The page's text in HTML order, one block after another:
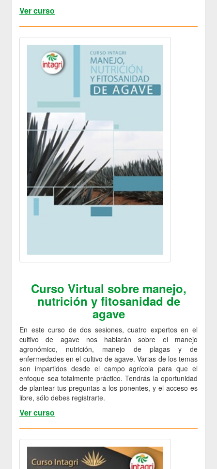
Ver curso
Curso Virtual sobre manejo,
nutrición y fitosanidad de
agave
En este curso de dos sesiones, cuatro expertos en el
cultivo de agave nos hablarán sobre el manejo
agronómico, nutrición, manejo de plagas y de
enfermedades en el cultivo de agave. Varias de los temas
son impartidos desde el campo agrícola para que el
enfoque sea totalmente práctico. Tendrás la oportunidad
de plantear tus preguntas a los ponentes, y el acceso es
libre, sólo debes registrarte.
Ver curso